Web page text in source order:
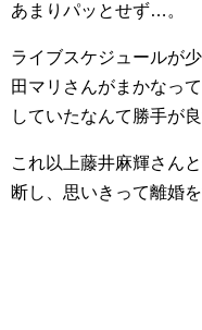
あまりパッとせず…。
ライブスケジュールが
田マリさんがまかなっ
していたなんて勝手が
これ以上藤井麻輝さん
断し、思いきって離婚